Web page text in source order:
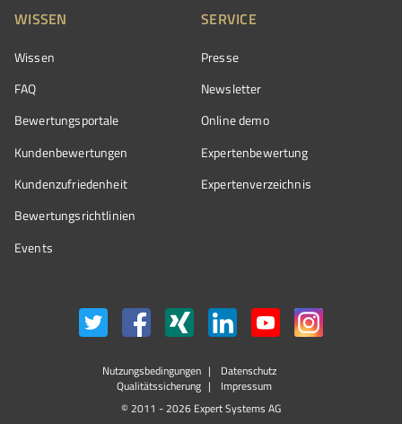
WISSEN
Wissen
FAQ
Bewertungsportale
Kundenbewertungen
Kundenzufriedenheit
Bewertungs­richtlinien
Events
SERVICE
Presse
Newsletter
Online demo
Expertenbewertung
Expertenverzeichnis
Nutzungsbedingungen
Datenschutz
Qualitätssicherung
Impressum
© 2011 - 2026 Expert Systems AG